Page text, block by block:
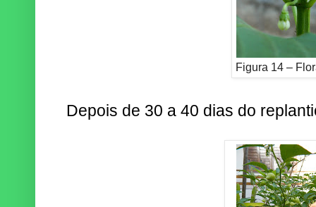
Figura 14 –
Depois de 30 a 40 dias do